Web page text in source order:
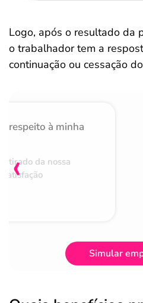
Logo, após o resultado da
o trabalhador tem a
continuação ou cessação
respeito à minha
da nossa
‹
Simular